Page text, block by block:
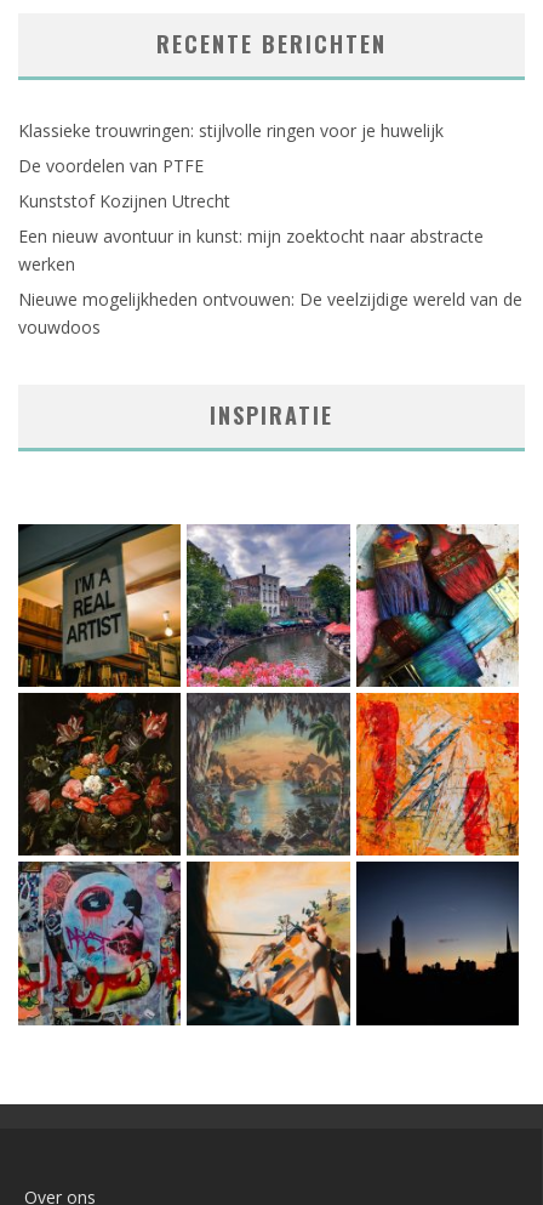
RECENTE BERICHTEN
Klassieke trouwringen: stijlvolle ringen voor je huwelijk
De voordelen van PTFE
Kunststof Kozijnen Utrecht
Een nieuw avontuur in kunst: mijn zoektocht naar abstracte
werken
Nieuwe mogelijkheden ontvouwen: De veelzijdige wereld van de
vouwdoos
INSPIRATIE
Over ons